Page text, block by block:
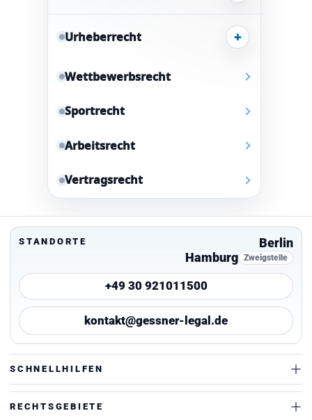
Urheberrecht +
Wettbewerbsrecht
Sportrecht
Arbeitsrecht
Vertragsrecht
STANDORTE
Berlin
Hamburg Zweigstelle
+49 30 921011500
kontakt@gessner-legal.de
SCHNELLHILFEN
RECHTSGEBIETE